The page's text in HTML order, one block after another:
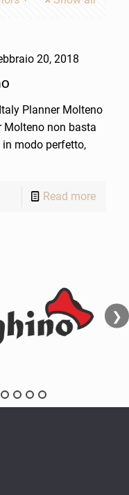
20, 2018
Planner Molteno
Molteno non basta
modo perfetto,
Read more
❯